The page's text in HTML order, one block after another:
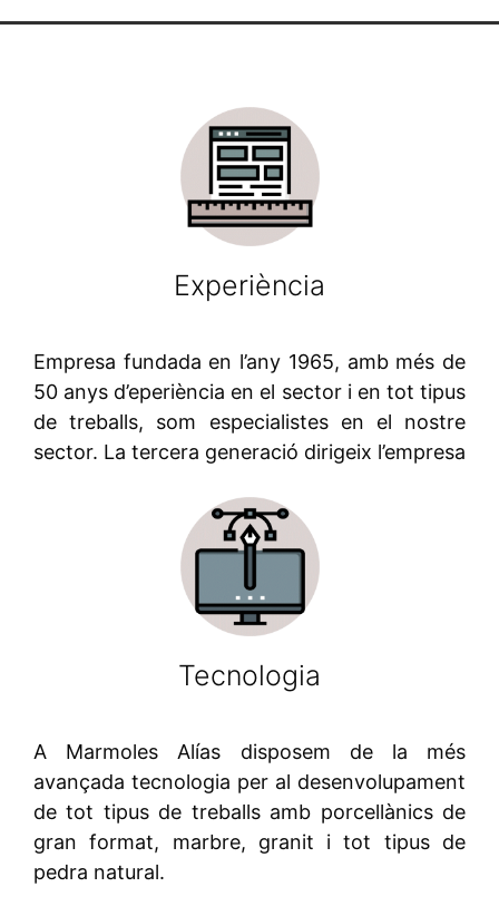
Experiència
Empresa fundada en l’any 1965, amb més de
50 anys d’eperiència en el sector i en tot tipus
de treballs, som especialistes en el nostre
sector. La tercera generació dirigeix l’empresa
Tecnologia
A Marmoles Alías disposem de la més
avançada tecnologia per al desenvolupament
de tot tipus de treballs amb porcellànics de
gran format, marbre, granit i tot tipus de
pedra natural.